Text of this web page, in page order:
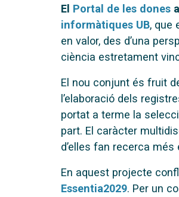
El Portal de les dones
informàtiques UB, que
en valor, des d’una
ciència estretament
El nou conjunt és fruit
l’elaboració dels
portat a terme la
part. El caràcter
d’elles fan recerca
En aquest projecte
Essentia2029. Per un